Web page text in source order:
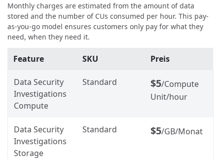
Monthly charges are estimated from the amount of data
stored and the number of CUs consumed per hour. This pay-
as-you-go model ensures customers only pay for what they
need, when they need it.
Feature SKU Preis
Data Security
Investigations
Compute
Standard $5/Compute
Unit/hour
Data Security
Investigations
Storage
Standard $5/GB/Monat